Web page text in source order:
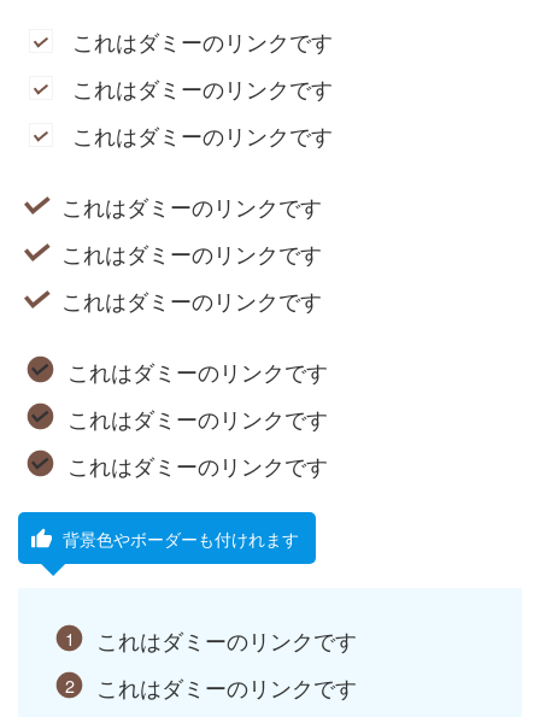
これはダミーのリンクです
これはダミーのリンクです
これはダミーのリンクです
これはダミーのリンクです
これはダミーのリンクです
これはダミーのリンクです
これはダミーのリンクです
これはダミーのリンクです
これはダミーのリンクです
背景色やボーダーも付けれます
これはダミーのリンクです
これはダミーのリンクです